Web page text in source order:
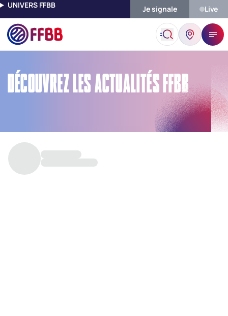
UNIVERS FFBB Je signale Live
Accueil Découvrez Les Actualités FFBB
DÉCOUVREZ LES ACTUALITÉS FFBB